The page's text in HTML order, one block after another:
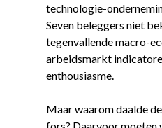
technologie-
Seven beleggers niet
tegenvallende macro-
arbeidsmarkt
enthousiasme.
Maar waarom daalde
fors? Daarvoor moeten